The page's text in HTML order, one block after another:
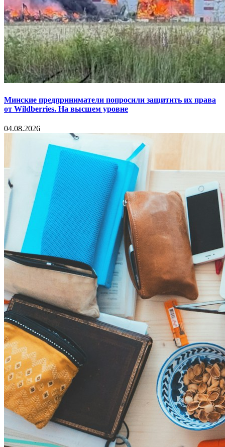
Минские предприниматели попросили защитить их права
от Wildberries. На высшем уровне
04.08.2026